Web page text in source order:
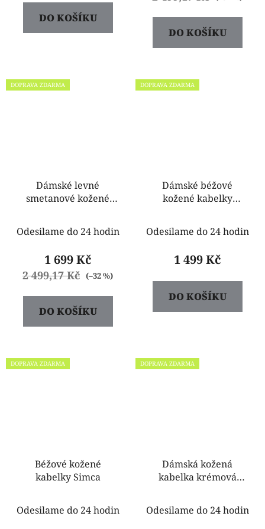
DO KOŠÍKU
DO KOŠÍKU
DOPRAVA ZDARMA
Dámské levné
smetanové kožené
Odesilame do 24 hodin
1 699 Kč
2 499,17 Kč (–32 %)
DO KOŠÍKU
DOPRAVA ZDARMA
Dámské béžové
kožené kabelky
Odesilame do 24 hodin
1 499 Kč
DO KOŠÍKU
DOPRAVA ZDARMA
Béžové kožené
kabelky Simca
Odesilame do 24 hodin
DOPRAVA ZDARMA
Dámská kožená
kabelka krémová
Odesilame do 24 hodin